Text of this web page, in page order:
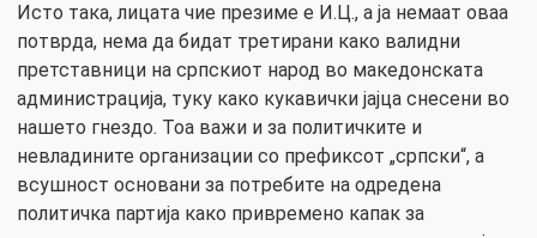
Исто така, лицата чие презиме е И.Ц., а ја немаат оваа
потврда, нема да бидат третирани како валидни
претставници на српскиот народ во македонската
администрација, туку како кукавички јајца снесени во
нашето гнездо. Тоа важи и за политичките и
невладините организации со префиксот „српски“, а
всушност основани за потребите на одредена
политичка партија како привремено капак за